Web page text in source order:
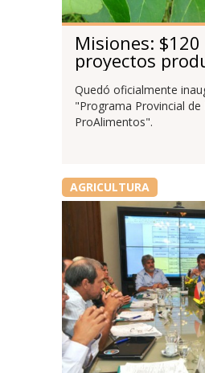
Misiones:
proyectos
Quedó oficialmente
"Programa Provincial
ProAlimentos".
AGRICULTURA